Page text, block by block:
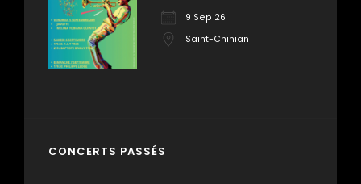
9 Sep 26
Saint-Chinian
CONCERTS PASSÉS